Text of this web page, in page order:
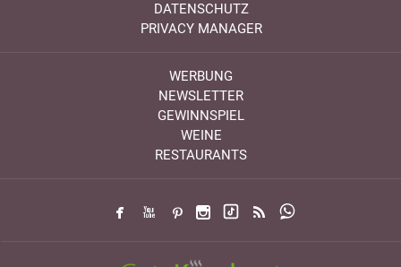
DATENSCHUTZ
PRIVACY MANAGER
WERBUNG
NEWSLETTER
GEWINNSPIEL
WEINE
RESTAURANTS